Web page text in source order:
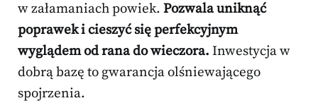
w załamaniach powiek. Pozwala uniknąć
poprawek i cieszyć się perfekcyjnym
wyglądem od rana do wieczora. Inwestycja w
dobrą bazę to gwarancja olśniewającego
spojrzenia.